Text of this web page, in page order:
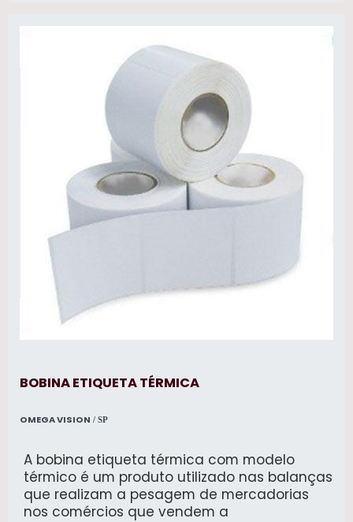
BOBINA ETIQUETA TÉRMICA
OMEGA VISION / SP
A bobina etiqueta térmica com modelo
térmico é um produto utilizado nas balanças
que realizam a pesagem de mercadorias
nos comércios que vendem a